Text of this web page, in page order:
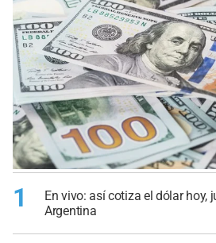
1
En vivo: así cotiza el dólar hoy,
Argentina